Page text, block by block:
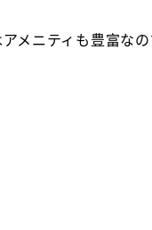
メニティも豊富な